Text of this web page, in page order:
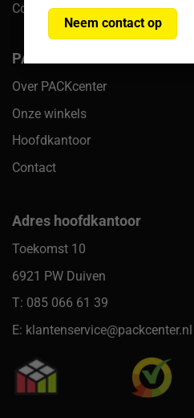
Neem contact op
Cookiebeleid
PACKcenter
Over PACKcenter
Onze winkels
Hoofdkantoor
Contact
Adres hoofdkantoor
Toekomst 10
6921 PW Duiven
T: 085 066 61 39
E: klantenservice@packcenter.nl